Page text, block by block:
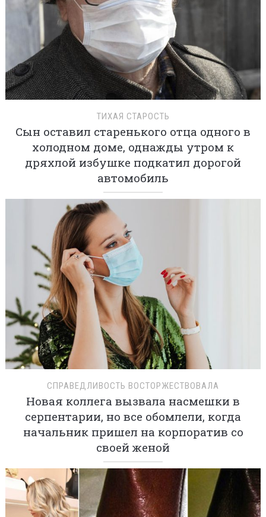
ТИХАЯ СТАРОСТЬ
Сын оставил старенького отца одного в
холодном доме, однажды утром к
дряхлой избушке подкатил дорогой
автомобиль
СПРАВЕДЛИВОСТЬ ВОСТОРЖЕСТВОВАЛА
Новая коллега вызвала насмешки в
серпентарии, но все обомлели, когда
начальник пришел на корпоратив со
своей женой